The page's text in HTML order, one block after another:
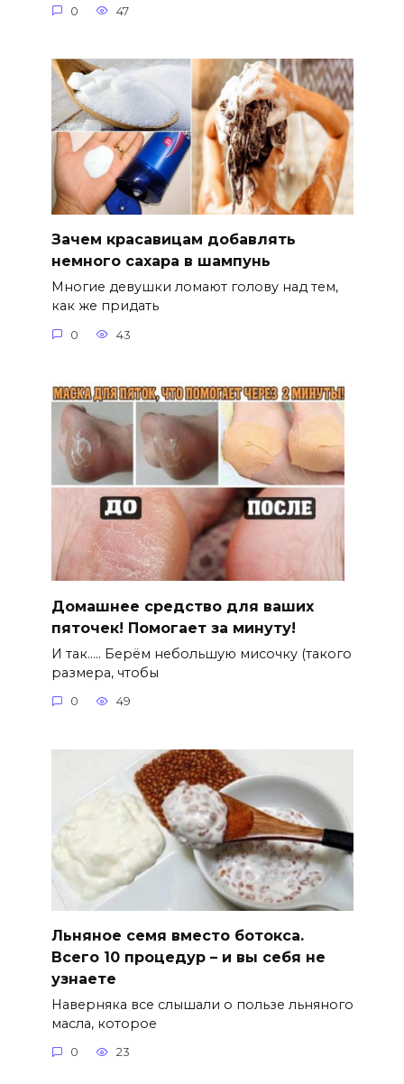
0 47
Зачем красавицам добавлять
немного сахара в шампунь
Многие девушки ломают голову над тем,
как же придать
0 43
Домашнее средство для ваших
пяточек! Помогает за минуту!
И так….. Берём небольшую мисочку (такого
размера, чтобы
0 49
Льняное семя вместо ботокса.
Всего 10 процедур – и вы себя не
узнаете
Наверняка все слышали о пользе льняного
масла, которое
0 23